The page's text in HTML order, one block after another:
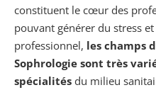
constituent le cœur des
pouvant générer du stress
professionnel, les champs
Sophrologie sont très
spécialités du milieu